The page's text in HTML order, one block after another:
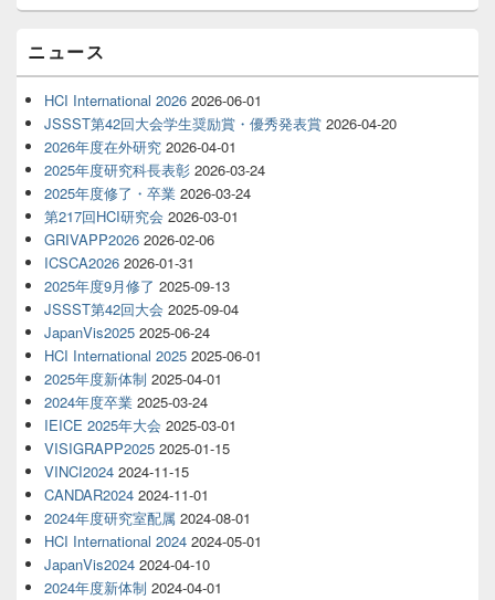
ニュース
HCI International 2026 2026-06-01
JSSST第42回大会学生奨励賞・優秀発表賞 2026-04-20
2026年度在外研究 2026-04-01
2025年度研究科長表彰 2026-03-24
2025年度修了・卒業 2026-03-24
第217回HCI研究会 2026-03-01
GRIVAPP2026 2026-02-06
ICSCA2026 2026-01-31
2025年度9月修了 2025-09-13
JSSST第42回大会 2025-09-04
JapanVis2025 2025-06-24
HCI International 2025 2025-06-01
2025年度新体制 2025-04-01
2024年度卒業 2025-03-24
IEICE 2025年大会 2025-03-01
VISIGRAPP2025 2025-01-15
VINCI2024 2024-11-15
CANDAR2024 2024-11-01
2024年度研究室配属 2024-08-01
HCI International 2024 2024-05-01
JapanVis2024 2024-04-10
2024年度新体制 2024-04-01